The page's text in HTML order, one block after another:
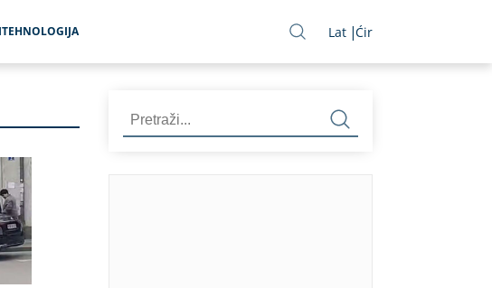
TEHNOLOGIJA Lat Ćir